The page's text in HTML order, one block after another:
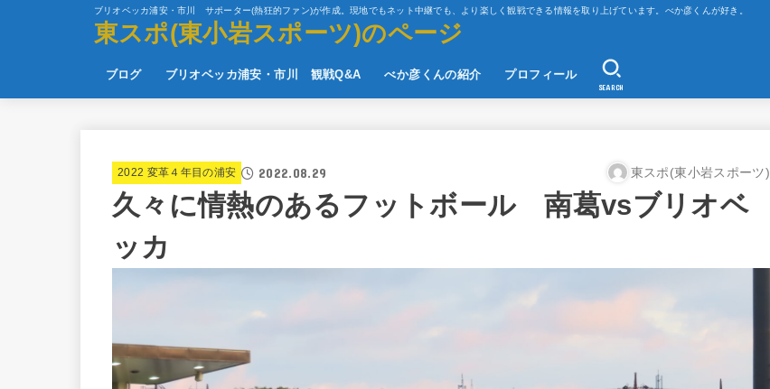
ブリオベッカ浦安・市川 サポーター(熱狂的ファン)が作成。現地でもネット中継でも、より楽しく観戦できる情報を取り上げています。べか彦くんが好き。
東スポ(東小岩スポーツ)のページ
ブログ ブリオベッカ浦安・市川 観戦Q&A べか彦くんの紹介 プロフィール
SEARCH
2022 変革４年目の浦安 2022.08.29 東スポ(東小岩スポーツ)
久々に情熱のあるフットボール 南葛vsブリオベ
ッカ